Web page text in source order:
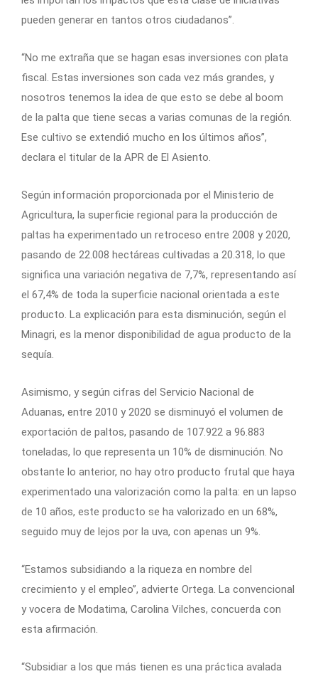
pueden generar en tantos otros ciudadanos”.
“No me extraña que se hagan esas inversiones con plata
fiscal. Estas inversiones son cada vez más grandes, y
nosotros tenemos la idea de que esto se debe al boom
de la palta que tiene secas a varias comunas de la región.
Ese cultivo se extendió mucho en los últimos años”,
declara el titular de la APR de El Asiento.
Según información proporcionada por el Ministerio de
Agricultura, la superficie regional para la producción de
paltas ha experimentado un retroceso entre 2008 y 2020,
pasando de 22.008 hectáreas cultivadas a 20.318, lo que
significa una variación negativa de 7,7%, representando así
el 67,4% de toda la superficie nacional orientada a este
producto. La explicación para esta disminución, según el
Minagri, es la menor disponibilidad de agua producto de la
sequía.
Asimismo, y según cifras del Servicio Nacional de
Aduanas, entre 2010 y 2020 se disminuyó el volumen de
exportación de paltos, pasando de 107.922 a 96.883
toneladas, lo que representa un 10% de disminución. No
obstante lo anterior, no hay otro producto frutal que haya
experimentado una valorización como la palta: en un lapso
de 10 años, este producto se ha valorizado en un 68%,
seguido muy de lejos por la uva, con apenas un 9%.
“Estamos subsidiando a la riqueza en nombre del
crecimiento y el empleo”, advierte Ortega. La convencional
y vocera de Modatima, Carolina Vilches, concuerda con
esta afirmación.
“Subsidiar a los que más tienen es una práctica avalada